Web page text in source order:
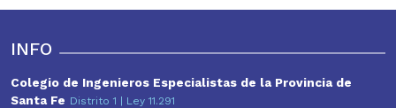
INFO
Colegio de Ingenieros Especialistas de la Provincia de
Santa Fe Distrito 1 | Ley 11.291